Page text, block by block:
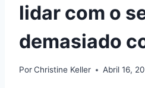
lidar com o
demasiado
PorChristine Keller Abril 16,